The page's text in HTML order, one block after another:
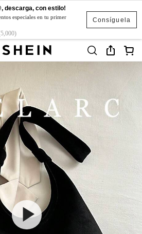
Consíguela
descarga, con estilo!
especiales en tu primer